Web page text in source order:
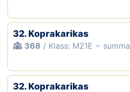
32. Koprakarikas
368 / Klass: M21E − summa
32. Koprakarikas